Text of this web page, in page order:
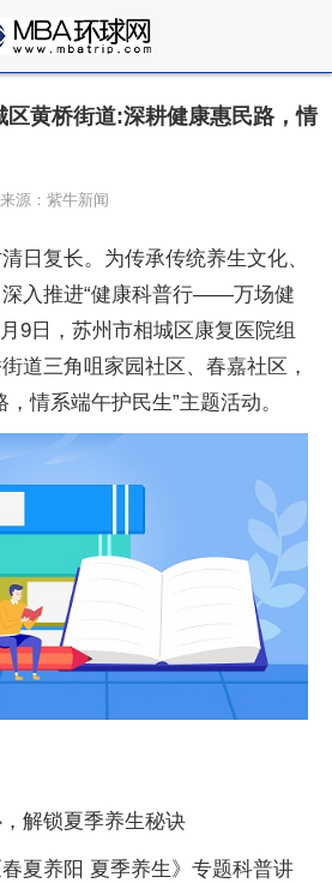
黄桥街道:深耕健康惠民路，情
源：紫牛新闻
日复长。为传承传统养生文化、
深入推进“健康科普行——万场健
9日，苏州市相城区康复医院组
道三角咀家园社区、春嘉社区，
情系端午护民生”主题活动。
解锁夏季养生秘诀
夏养阳 夏季养生》专题科普讲